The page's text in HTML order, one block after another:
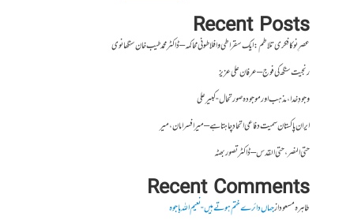
Recent Posts
عصرِ نو کا فکری تلاطم: ایک سقراطی و افلاطونی محاکمہ – ڈاکٹر محمد طیب خان سنگھانوی
رنجیت سنگھ کی فوج – عرفان علی عزیز
وجودِ خدا، مذہب اور موجودہ صورتحال- کبیر علی
ایران پاکستان سمیت دفاعی اتحاد چاہتا ہے – میر افسر امان،میر
حتی النصر ، حتی القدس – ڈاکٹر تصور بھٹہ
Recent Comments
طاہرہ مسعودازجہاں دائرے ختم ہوتے ہیں- نعیم اللہ باجوہ